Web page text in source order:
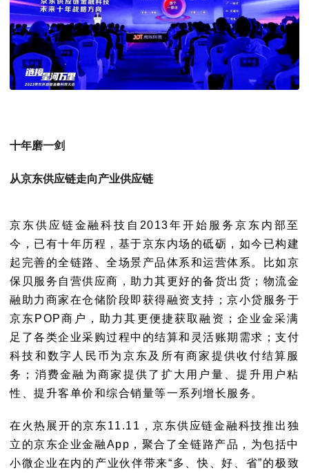
十年磨一剑
从京东供应链走向产业供应链
京东供应链金融科技自2013年开始服务京东内部至
今，已有十年历程，基于京东内场的砥砺，如今已构建
起完善的全链路、全场景产品体系和运营体系。比如京
保贝服务自营供应商，助力其更好的备货出货；物流金
融助力商家在仓储阶段即获得融资支持；京小贷服务于
京东POP商户，助力其更便捷获取融资；企业金采满
足了各类企业采购过程中的结算和灵活账期需求；支付
科技和数字人民币为京东及所有商家提供收付结算服
务；消费金融为商家提供了扩大用户量、提升用户粘
性、提升客单价和综合销量等一系列增长服务。
在火热展开的京东11.11，京东供应链金融科技推出独
立的京东企业金融App，聚合了全链路产品，为包括中
小微企业在内的产业伙伴带来“多、快、好、省”的极致